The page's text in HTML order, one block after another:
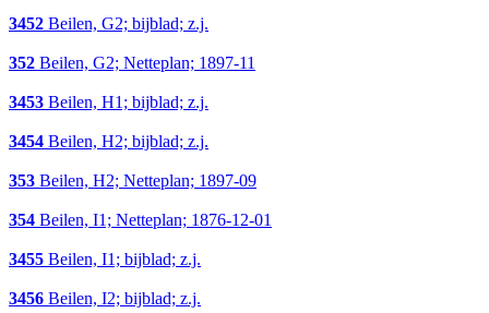
3452 Beilen, G2; bijblad; z.j.
352 Beilen, G2; Netteplan; 1897-11
3453 Beilen, H1; bijblad; z.j.
3454 Beilen, H2; bijblad; z.j.
353 Beilen, H2; Netteplan; 1897-09
354 Beilen, I1; Netteplan; 1876-12-01
3455 Beilen, I1; bijblad; z.j.
3456 Beilen, I2; bijblad; z.j.